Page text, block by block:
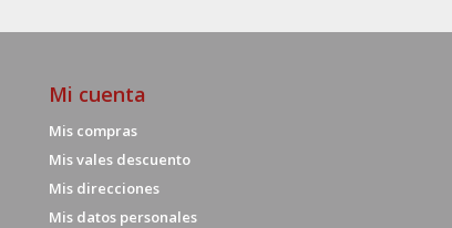
Mi cuenta
Mis compras
Mis vales descuento
Mis direcciones
Mis datos personales